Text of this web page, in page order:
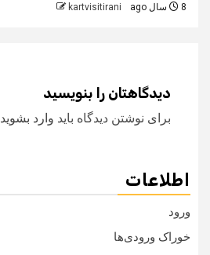
8 سال ago kartvisitirani
دیدگاهتان را بنویسید
برای نوشتن دیدگاه باید وارد بشوید
اطلاعات
ورود
خوراک ورودی‌ها